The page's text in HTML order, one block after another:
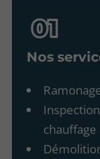
Nos
chauffage